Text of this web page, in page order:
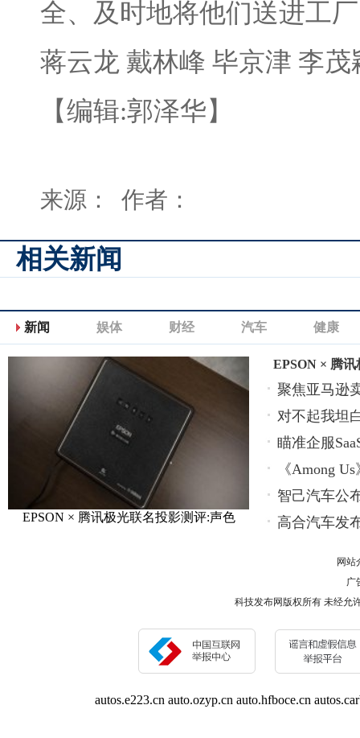
全、及时地将他们送进工
蒋云龙 戴林峰 毕京津 李茂
【编辑:郭泽华】
来源： 作者：
相关新闻
新闻 娱体 财经 汽车 健康
EPSON × 腾讯极光联名投影测评:声色
EPSON × 腾
聚焦亚马逊
对不起我坦
瞄准企服
《Among
智己汽车公
高合汽车发
网站
广
科技发布网版权所有 未经允
autos.e223.cn auto.ozyp.cn auto.hfboce.cn